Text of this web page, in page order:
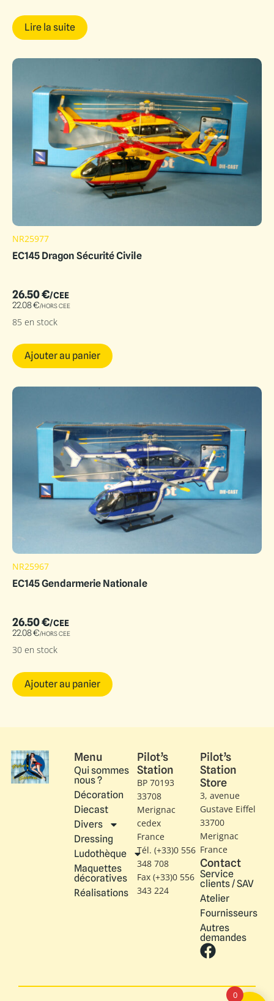
Lire la suite
NR25977
EC145 Dragon Sécurité Civile
26.50€/CEE
22.08€/HORS CEE
85 en stock
Ajouter au panier
NR25967
EC145 Gendarmerie Nationale
26.50€/CEE
22.08€/HORS CEE
30 en stock
Ajouter au panier
Menu
Qui sommes
nous ?
Décoration
Diecast
Divers
Dressing
Ludothèque
Maquettes
décoratives
Réalisations
Pilot’s
Station
BP 70193
33708
Merignac
cedex
France
Tél. (+33)0 556
348 708
Fax (+33)0 556
343 224
Pilot’s
Station
Store
3, avenue
Gustave Eiffel​
33700
Merignac
France
Contact
Service
clients / SAV
Atelier
Fournisseurs
Autres
demandes
0